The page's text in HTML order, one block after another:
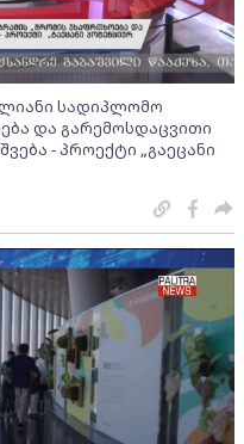
სადიპლომო
და გარემოსდაცვითი
- პროექტი „გაეცანი